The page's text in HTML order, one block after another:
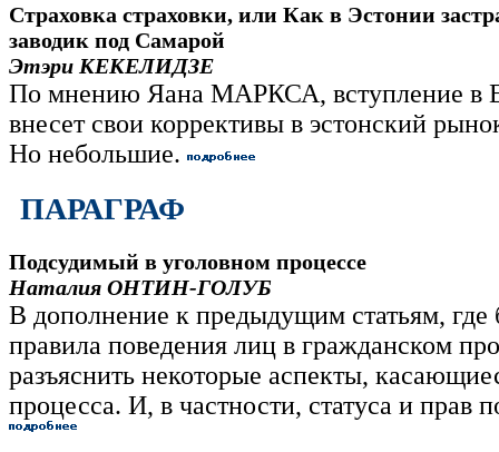
Страховка страховки, или Как в Эстонии
заводик под Самарой
Этэри КЕКЕЛИДЗЕ
По мнению Яана МАРКСА, вступление в
внесет свои коррективы в эстонский
Но небольшие.
ПАРАГРАФ
Подсудимый в уголовном процессе
Наталия ОНТИН-ГОЛУБ
В дополнение к предыдущим статьям,
правила поведения лиц в гражданском
разъяснить некоторые аспекты,
процесса. И, в частности, статуса и прав